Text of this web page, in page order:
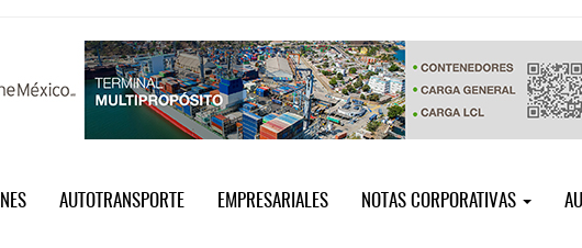
AUTOTRANSPORTE EMPRESARIALES NOTAS CORPORATIVAS